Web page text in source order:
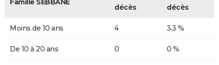
Famille SEBBANE
décès
décès
Moins de 10 ans 4 3,3 %
De 10 à 20 ans 0 0 %